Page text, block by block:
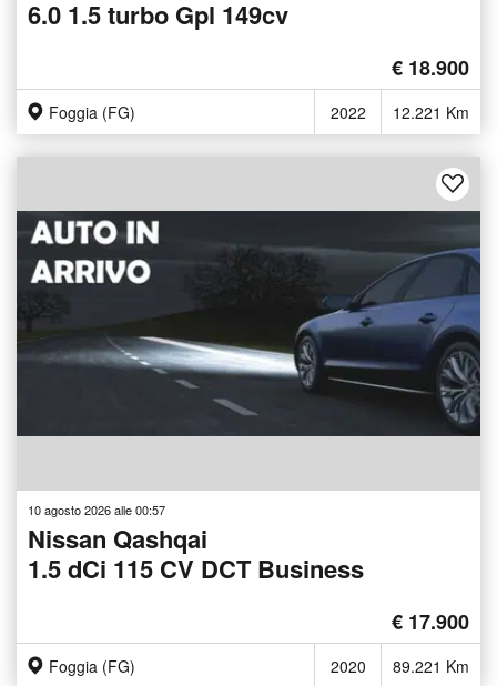
6.0 1.5 turbo Gpl 149cv
€ 18.900
Foggia (FG) 2022 12.221 Km
10 agosto 2026 alle 00:57
Nissan Qashqai
1.5 dCi 115 CV DCT Business
€ 17.900
Foggia (FG) 2020 89.221 Km